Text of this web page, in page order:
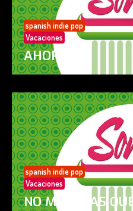
spanish indie pop
Vacaciones
AHORA SÍ!
spanish indie pop
Vacaciones
NO ME DIGAS